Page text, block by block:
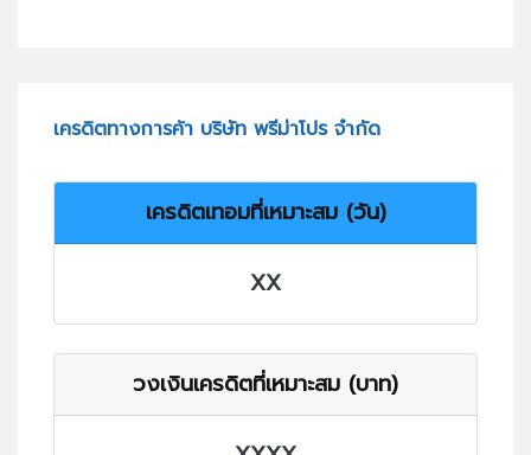
เครดิตทางการค้า บริษัท พรีม่าโปร จำกัด
เครดิตเทอมที่เหมาะสม (วัน)
XX
วงเงินเครดิตที่เหมาะสม (บาท)